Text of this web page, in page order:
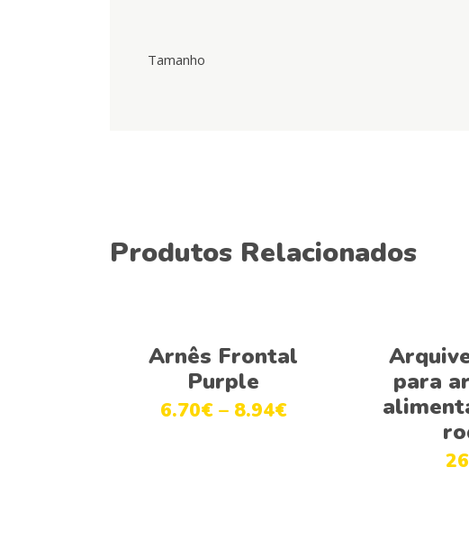
Tamanho
Produtos Relacionados
Ver opções
Arnês Frontal
Purple
6.70€ – 8.94€
para